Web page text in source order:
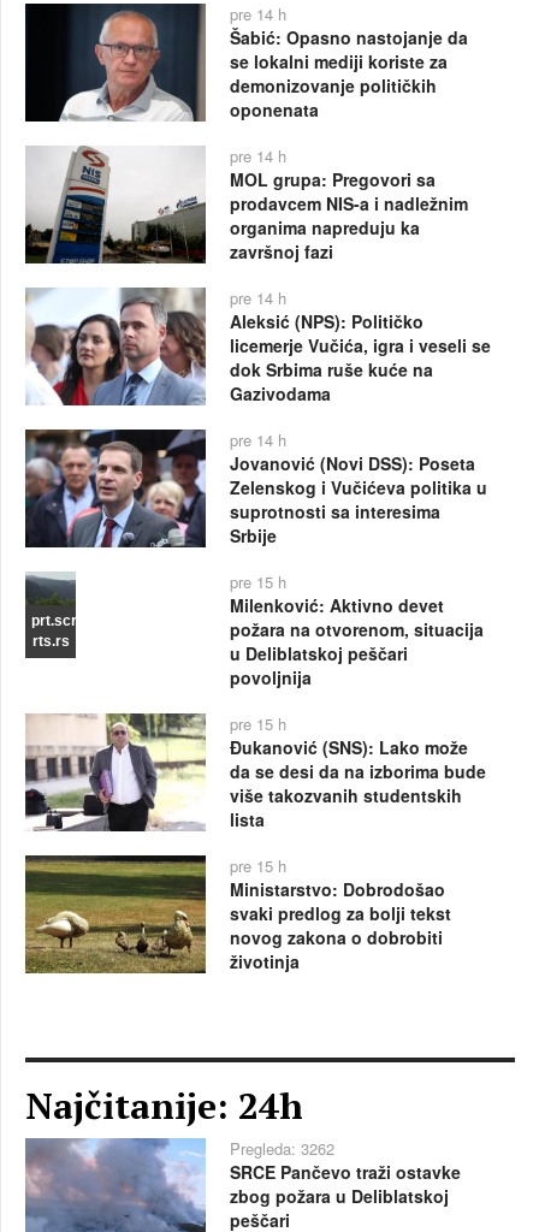
pre 14 h
Šabić: Opasno nastojanje da
se lokalni mediji koriste za
demonizovanje političkih
oponenata
pre 14 h
MOL grupa: Pregovori sa
prodavcem NIS-a i nadležnim
organima napreduju ka
završnoj fazi
pre 14 h
Aleksić (NPS): Političko
licemerje Vučića, igra i veseli se
dok Srbima ruše kuće na
Gazivodama
pre 14 h
Jovanović (Novi DSS): Poseta
Zelenskog i Vučićeva politika u
suprotnosti sa interesima
Srbije
prt.scr
rts.rs
pre 15 h
Milenković: Aktivno devet
požara na otvorenom, situacija
u Deliblatskoj peščari
povoljnija
pre 15 h
Đukanović (SNS): Lako može
da se desi da na izborima bude
više takozvanih studentskih
lista
pre 15 h
Ministarstvo: Dobrodošao
svaki predlog za bolji tekst
novog zakona o dobrobiti
životinja
Najčitanije: 24h
Pregleda: 3262
SRCE Pančevo traži ostavke
zbog požara u Deliblatskoj
peščari